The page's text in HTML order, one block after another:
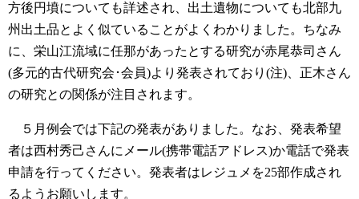
方後円墳についても詳述され、出土遺物についても北部九
州出土品とよく似ていることがよくわかりました。ちなみ
に、栄山江流域に任那があったとする研究が赤尾恭司さん
(多元的古代研究会･会員)より発表されており(注)、正木さん
の研究との関係が注目されます。
５月例会では下記の発表がありました。なお、発表希望
者は西村秀己さんにメール(携帯電話アドレス)か電話で発表
申請を行ってください。発表者はレジュメを25部作成され
るようお願いします。